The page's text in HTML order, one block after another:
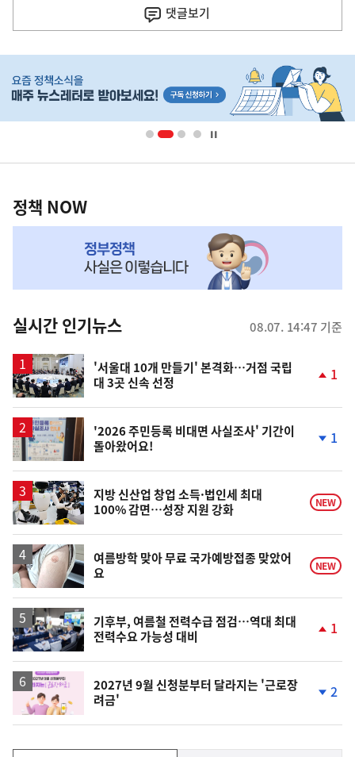
댓글보기
단
영
책
NOW,
뉴
스
정책 NOW
실시간 인기뉴스 08.07. 14:47 기준
'서울대 10개 만들기' 본격화…거점 국립
대 3곳 신속 선정
상
1
'2026 주민등록 비대면 사실조사' 기간이
돌아왔어요!
하
락
1
지방 신산업 창업 소득·법인세 최대
100% 감면…성장 지원 강화
NEW
여름방학 맞아 무료 국가예방접종 맞았어
요
NEW
기후부, 여름철 전력수급 점검…역대 최대
전력수요 가능성 대비
상
1
2027년 9월 신청분부터 달라지는 '근로장
려금'
하
락
2